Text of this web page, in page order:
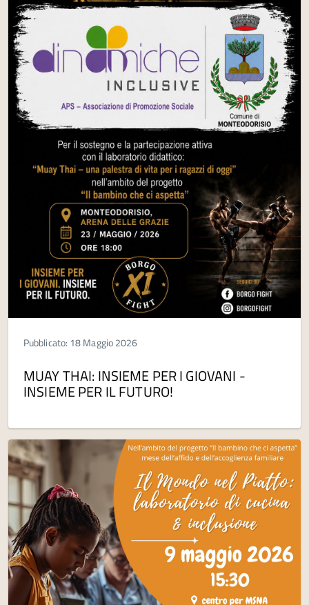
Pubblicato: 18 Maggio 2026
MUAY THAI: INSIEME PER I GIOVANI -
INSIEME PER IL FUTURO!